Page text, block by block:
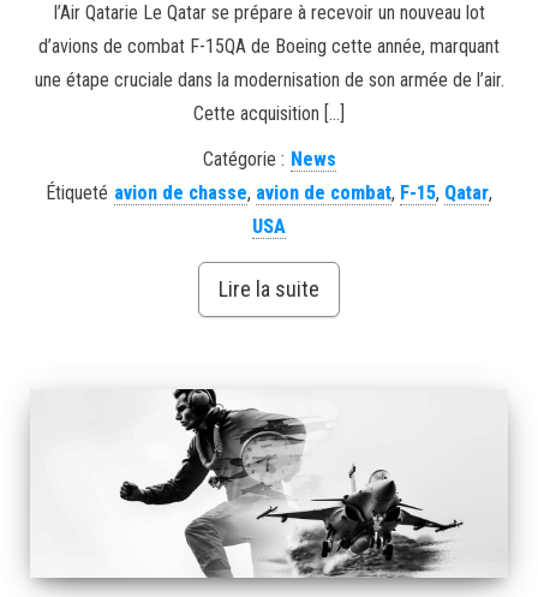
l’Air Qatarie Le Qatar se prépare à recevoir un nouveau lot
d’avions de combat F-15QA de Boeing cette année, marquant
une étape cruciale dans la modernisation de son armée de l’air.
Cette acquisition […]
Catégorie : News
Étiqueté avion de chasse, avion de combat, F-15, Qatar,
USA
Lire la suite